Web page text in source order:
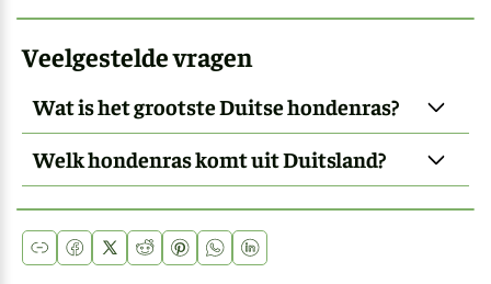
Veelgestelde vragen
Wat is het grootste Duitse hondenras?
Welk hondenras komt uit Duitsland?